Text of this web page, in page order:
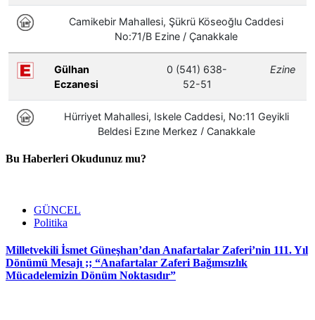
Bu Haberleri Okudunuz mu?
GÜNCEL
Politika
Milletvekili İsmet Güneşhan’dan Anafartalar Zaferi’nin 111. Yıl
Dönümü Mesajı ;; “Anafartalar Zaferi Bağımsızlık
Mücadelemizin Dönüm Noktasıdır”